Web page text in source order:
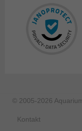
© 2005-2026
Kontakt